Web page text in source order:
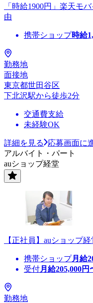
「時給1900円」楽天モ
由
携帯ショップ時給
勤務地
面接地
東京都世田谷区
下北沢駅から徒歩2分
交通費支給
未経験OK
詳細を見る
応募画面に
アルバイト・パート
auショップ経堂
【正社員】auショップ
携帯ショップ月給
受付月給205,000円
勤務地